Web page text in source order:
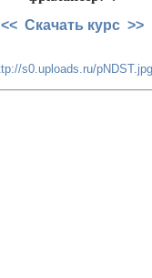
<< Скачать курс >>